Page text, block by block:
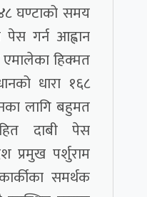
घण्टाको समय
पेस गर्न आह्वान
हिक्मत
धारा १६८
लागि बहुमत
दाबी पेस
प्रमुख पर्शुराम
समर्थक